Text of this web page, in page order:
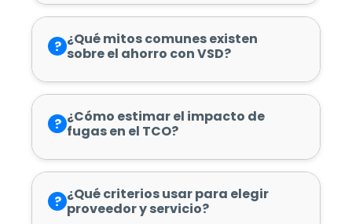
? ¿Qué mitos comunes existen
sobre el ahorro con VSD?
? ¿Cómo estimar el impacto de
fugas en el TCO?
? ¿Qué criterios usar para elegir
proveedor y servicio?